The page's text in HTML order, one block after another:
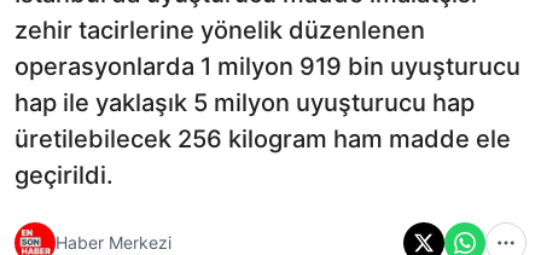
zehir tacirlerine yönelik düzenlenen
operasyonlarda 1 milyon 919 bin uyuşturucu
hap ile yaklaşık 5 milyon uyuşturucu hap
üretilebilecek 256 kilogram ham madde ele
geçirildi.
Haber Merkezi